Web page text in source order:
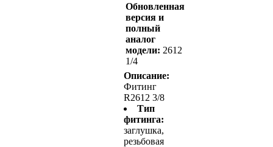
Обновленная
версия и
полный
аналог
модели: 2612
1/4
Описание:
Фитинг
R2612 3/8
Тип
фитинга:
заглушка,
резьбовая